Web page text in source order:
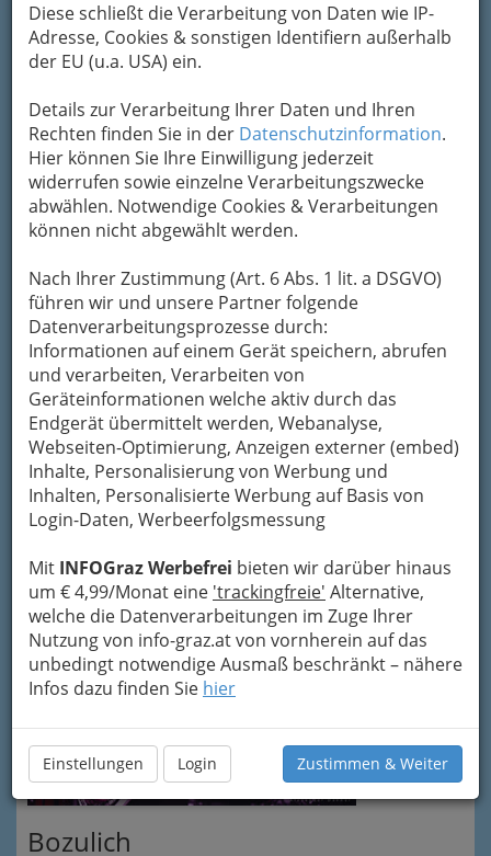
Diese schließt die Verarbeitung von Daten wie IP-
Adresse, Cookies & sonstigen Identifiern außerhalb
der EU (u.a. USA) ein.
Details zur Verarbeitung Ihrer Daten und Ihren
Rechten finden Sie in der Datenschutzinformation.
Hier können Sie Ihre Einwilligung jederzeit
widerrufen sowie einzelne Verarbeitungszwecke
abwählen. Notwendige Cookies & Verarbeitungen
können nicht abgewählt werden.
Nach Ihrer Zustimmung (Art. 6 Abs. 1 lit. a DSGVO)
führen wir und unsere Partner folgende
Datenverarbeitungsprozesse durch:
Informationen auf einem Gerät speichern, abrufen
und verarbeiten, Verarbeiten von
Geräteinformationen welche aktiv durch das
Endgerät übermittelt werden, Webanalyse,
Webseiten-Optimierung, Anzeigen externer (embed)
Inhalte, Personalisierung von Werbung und
Inhalten, Personalisierte Werbung auf Basis von
Login-Daten, Werbeerfolgsmessung
Mit INFOGraz Werbefrei bieten wir darüber hinaus
um € 4,99/Monat eine 'trackingfreie' Alternative,
welche die Datenverarbeitungen im Zuge Ihrer
Nutzung von info-graz.at von vornherein auf das
unbedingt notwendige Ausmaß beschränkt – nähere
Infos dazu finden Sie hier
Einstellungen Login Zustimmen & Weiter
Bühne im Künstlerhaus Graz - 033
Vergrößern
Konzert im Künstlerhaus
Bozulich